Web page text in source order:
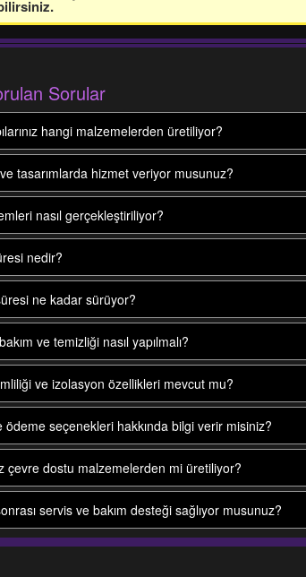
Sorular
hangi malzemelerden üretiliyor?
tasarımlarda hizmet veriyor musunuz?
nasıl gerçekleştiriliyor?
nedir?
ne kadar sürüyor?
ve temizliği nasıl yapılmalı?
ve izolasyon özellikleri mevcut mu?
ödeme seçenekleri hakkında bilgi verir misiniz?
çevre dostu malzemelerden mi üretiliyor?
servis ve bakım desteği sağlıyor musunuz?